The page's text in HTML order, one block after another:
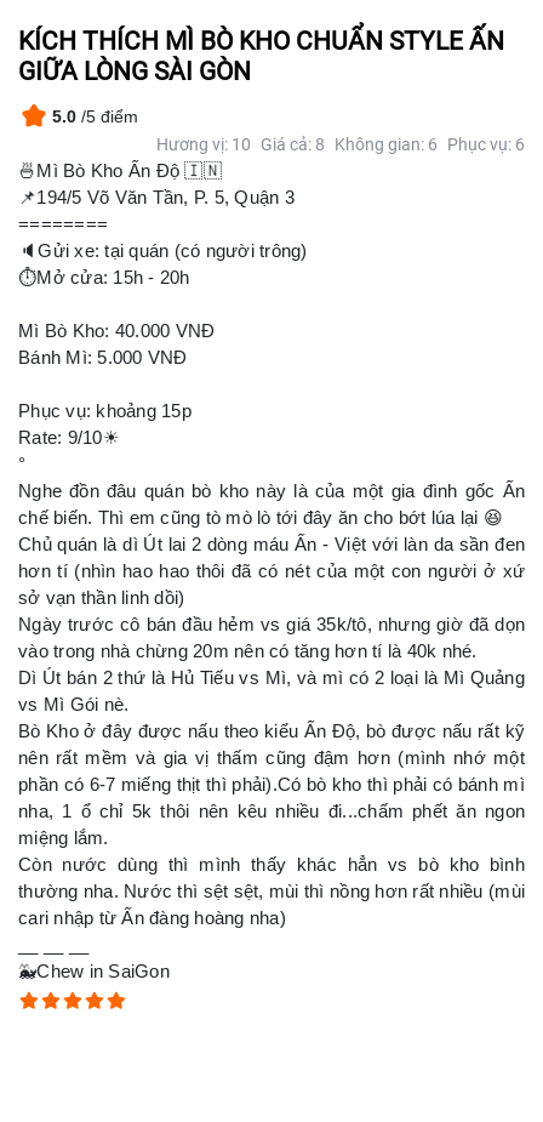
KÍCH THÍCH MÌ BÒ KHO CHUẨN STYLE ẤN
GIỮA LÒNG SÀI GÒN
5.0 /5 điểm
Hương vị: 10
Giá cả: 8 Không gian: 6 Phục vụ: 6
🍜Mì Bò Kho Ấn Độ 🇮🇳
📌194/5 Võ Văn Tần, P. 5, Quận 3
========
🔈Gửi xe: tại quán (có người trông)
⏱Mở cửa: 15h - 20h
Mì Bò Kho: 40.000 VNĐ
Bánh Mì: 5.000 VNĐ
Phục vụ: khoảng 15p
Rate: 9/10☀
°
Nghe đồn đâu quán bò kho này là của một gia đình gốc Ấn
chế biến. Thì em cũng tò mò lò tới đây ăn cho bớt lúa lại 😆
Chủ quán là dì Út lai 2 dòng máu Ấn - Việt với làn da sần đen
hơn tí (nhìn hao hao thôi đã có nét của một con người ở xứ
sở vạn thần linh dồi)
Ngày trước cô bán đầu hẻm vs giá 35k/tô, nhưng giờ đã dọn
vào trong nhà chừng 20m nên có tăng hơn tí là 40k nhé.
Dì Út bán 2 thứ là Hủ Tiếu vs Mì, và mì có 2 loại là Mì Quảng
vs Mì Gói nè.
Bò Kho ở đây được nấu theo kiểu Ấn Độ, bò được nấu rất kỹ
nên rất mềm và gia vị thấm cũng đậm hơn (mình nhớ một
phần có 6-7 miếng thịt thì phải).Có bò kho thì phải có bánh mì
nha, 1 ổ chỉ 5k thôi nên kêu nhiều đi...chấm phết ăn ngon
miệng lắm.
Còn nước dùng thì mình thấy khác hẳn vs bò kho bình
thường nha. Nước thì sệt sệt, mùi thì nồng hơn rất nhiều (mùi
cari nhập từ Ấn đàng hoàng nha)
🐳Chew in SaiGon